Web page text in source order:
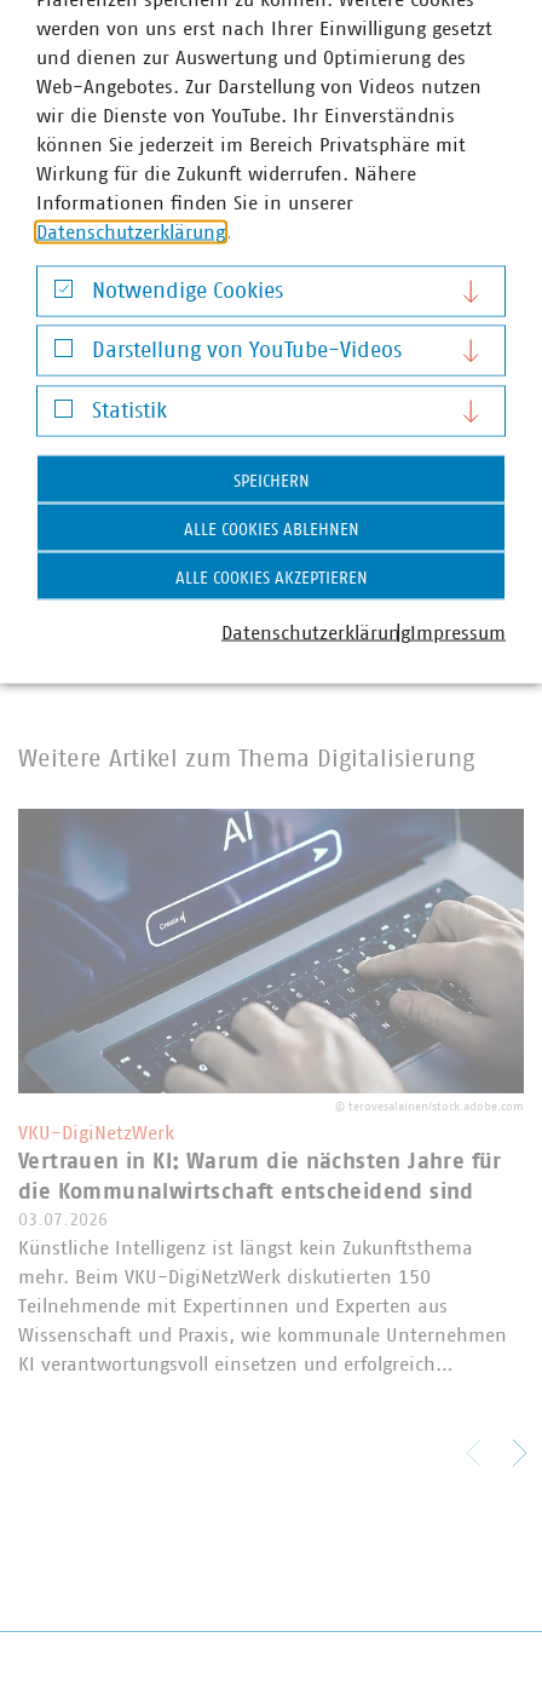
Ulrike Richter
Senior-Fachgebietsleiterin Digitales und stellv.
Bereichsleiterin
+49 30 58580-174
u.richter(at)vku(dot)de
Rechenzentrum Infrastruktur
Weitere Artikel zum Thema Digitalisierung
© terovesalainen/stock.adobe.com
VKU-DigiNetzWerk
Vertrauen in KI: Warum die nächsten Jahre für
die Kommunalwirtschaft entscheidend sind
03.07.2026
Künstliche Intelligenz ist längst kein Zukunftsthema
mehr. Beim VKU-DigiNetzWerk diskutierten 150
Teilnehmende mit Expertinnen und Experten aus
Wissenschaft und Praxis, wie kommunale Unternehmen
KI verantwortungsvoll einsetzen und erfolgreich…
werden von uns erst nach Ihrer Einwilligung gesetzt
und dienen zur Auswertung und Optimierung des
Web-Angebotes. Zur Darstellung von Videos nutzen
wir die Dienste von YouTube. Ihr Einverständnis
können Sie jederzeit im Bereich Privatsphäre mit
Wirkung für die Zukunft widerrufen. Nähere
Informationen finden Sie in unserer
Datenschutzerklärung
Notwendige Cookies
Notwendige Cookies
Darstellung von YouTube-Videos
Darstellung von YouTube-Videos
Statistik
Statistik
SPEICHERN
ALLE COOKIES ABLEHNEN
ALLE COOKIES AKZEPTIEREN
DatenschutzerklärungImpressum